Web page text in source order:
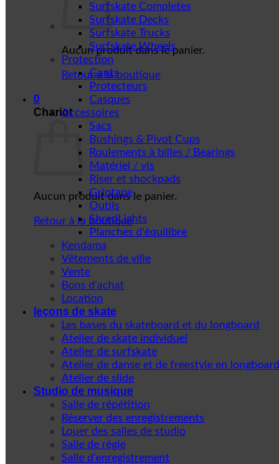
Aucun produit dans le panier.
Retour à la boutique
0
Chariot
Aucun produit dans le panier.
Retour à la boutique
Surfskate Completes
Surfskate Decks
Surfskate Trucks
Surfskate Wheels
Protection
Gants
Protecteurs
Casques
Accessoires
Sacs
Bushings & Pivot Cups
Roulements à billes / Bearings
Matériel / vis
Riser et shockpads
Griptape
Outils
ShredLights
Planches d'équilibre
Kendama
Vêtements de ville
Vente
Bons d'achat
Location
leçons de skate
Les bases du skateboard et du longboard
Atelier de skate individuel
Atelier de surfskate
Atelier de danse et de freestyle en longboard
Atelier de slide
Studio de musique
Salle de répétition
Réserver des enregistrements
Louer des salles de studio
Salle de régie
Salle d'enregistrement